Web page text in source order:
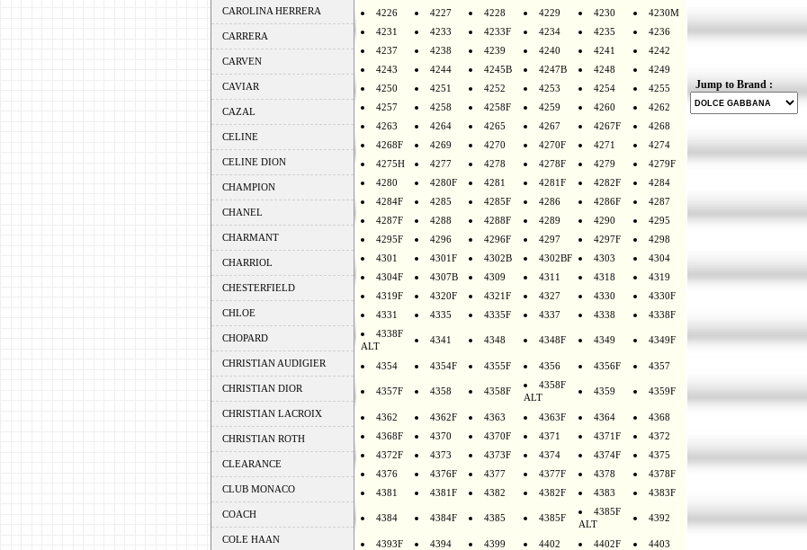
CAROLINA HERRERA
CARRERA
CARVEN
CAVIAR
CAZAL
CELINE
CELINE DION
CHAMPION
CHANEL
CHARMANT
CHARRIOL
CHESTERFIELD
CHLOE
CHOPARD
CHRISTIAN AUDIGIER
CHRISTIAN DIOR
CHRISTIAN LACROIX
CHRISTIAN ROTH
CLEARANCE
CLUB MONACO
COACH
COLE HAAN
4226
4227 4228 4229 4230
4230M
4231
4233 4233F 4234 4235
4236
4237
4238 4239 4240 4241
4242
4243
4244 4245B 4247B 4248
4249
4250
4251 4252 4253 4254
4255
4257
4258 4258F 4259 4260
4262
4263
4264 4265 4267 4267F
4268
4268F
4269 4270 4270F 4271
4274
4275H
4277 4278 4278F 4279
4279F
4280
4280F 4281 4281F 4282F
4284
4284F
4285 4285F 4286 4286F
4287
4287F
4288 4288F 4289 4290
4295
4295F
4296 4296F 4297 4297F
4298
4301
4301F 4302B 4302BF 4303
4304
4304F
4307B 4309 4311 4318
4319
4319F
4320F 4321F 4327 4330
4330F
4331
4335 4335F 4337 4338
4338F
4338F
ALT
4341 4348 4348F 4349 4349F
4354 4354F 4355F 4356 4356F 4357
4357F 4358 4358F
4358F
ALT
4359 4359F
4362 4362F 4363 4363F 4364
4368
4368F
4370 4370F 4371 4371F
4372
4372F
4373 4373F 4374 4374F
4375
4376
4376F 4377 4377F 4378
4378F
4381
4381F 4382 4382F 4383 4383F
4384 4384F 4385 4385F
4385F
ALT
4392
4393F 4394 4399 4402 4402F
4403
Jump to Brand :